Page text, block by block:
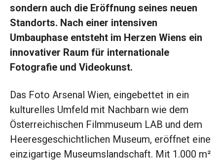
sondern auch die Eröffnung seines neuen
Standorts. Nach einer intensiven
Umbauphase entsteht im Herzen Wiens ein
innovativer Raum für internationale
Fotografie und Videokunst.
Das Foto Arsenal Wien, eingebettet in ein
kulturelles Umfeld mit Nachbarn wie dem
Österreichischen Filmmuseum LAB und dem
Heeresgeschichtlichen Museum, eröffnet eine
einzigartige Museumslandschaft. Mit 1.000 m²